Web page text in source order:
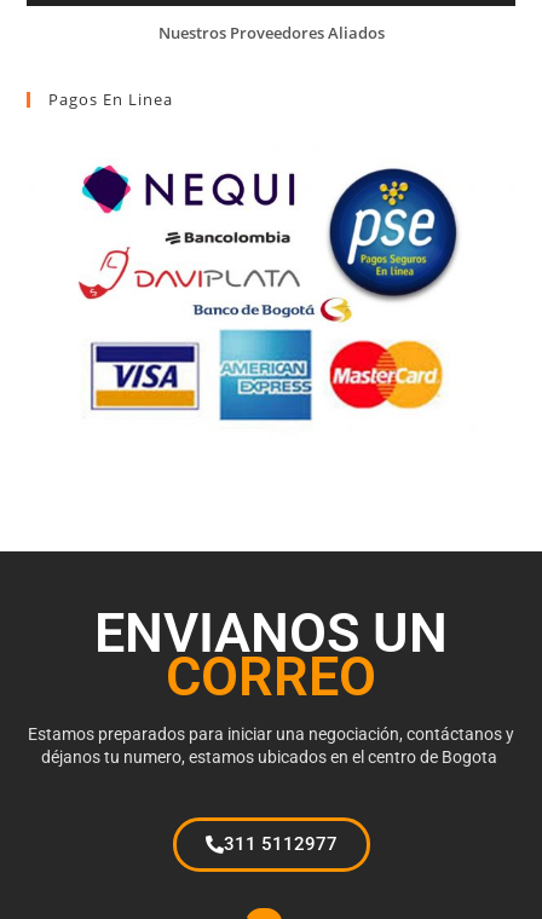
Nuestros Proveedores Aliados
Pagos En Linea
ENVIANOS UN
CORREO
Estamos preparados para iniciar una negociación, contáctanos y
déjanos tu numero, estamos ubicados en el centro de Bogota
311 5112977